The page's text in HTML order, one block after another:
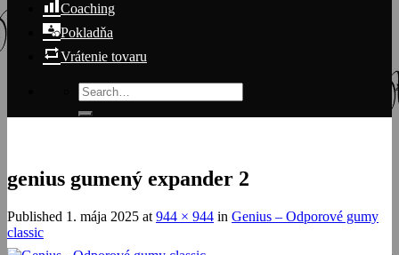
Coaching
Pokladňa
Vrátenie tovaru
Search
for:
genius gumený expander 2
Published 1. mája 2025 at 944 × 944 in Genius – Odporové gumy
classic